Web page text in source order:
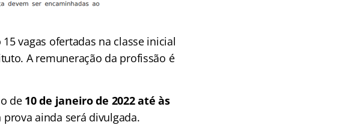
vagas ofertadas na classe inicial
A remuneração da profissão é
de 10 de janeiro de 2022 até às
prova ainda será divulgada.